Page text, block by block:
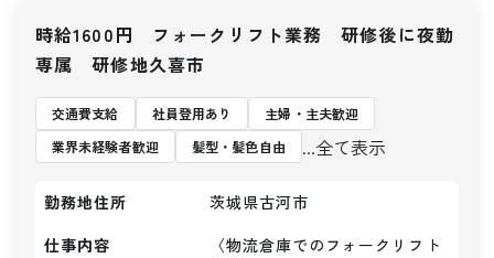
時給1600円 フォークリフト業務 研修後に夜勤
専属 研修地久喜市
交通費支給 社員登用あり
主婦・主夫歓迎
業界未経験者歓迎
髪型・髪色自由 ...全て表示
勤務地住所
茨城県古河市
仕事内容
〈物流倉庫でのフォークリフト